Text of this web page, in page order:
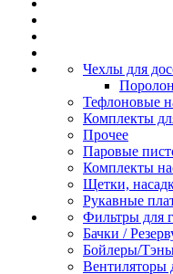
Чехлы для
Тефлоновые
Комплекты
Прочее
Паровые
Комплекты
Щетки,
Рукавные
Фильтры для
Бачки /
Бойлеры/
Вентиляторы